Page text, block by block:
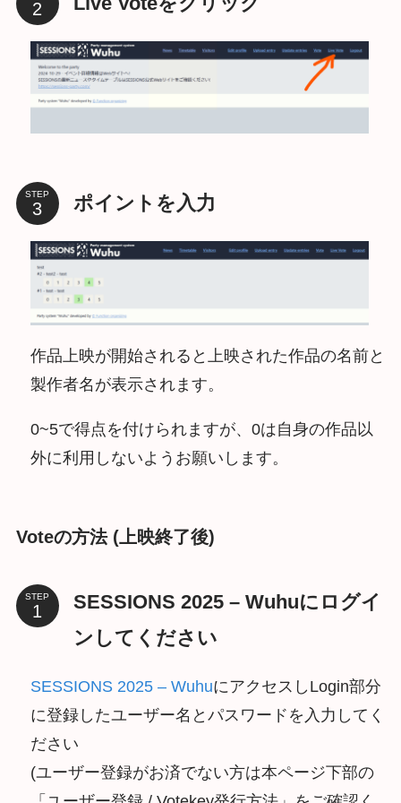
STEP ポイントを入力
作品上映が開始されると上映された作品の名前と
製作者名が表示されます。
0~5で得点を付けられますが、0は自身の作品以
外に利用しないようお願いします。
Voteの方法 (上映終了後)
STEP
SESSIONS 2025 – Wuhuにログイ
ンしてください
SESSIONS 2025 – WuhuにアクセスしLogin部分
に登録したユーザー名とパスワードを入力してく
ださい
(ユーザー登録がお済でない方は本ページ下部の